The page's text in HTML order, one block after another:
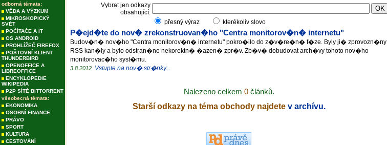
odborná témata:
VĚDA A VÝZKUM
MIKROSKOPICKÝ
SVĚT
POČÍTAČE A IT
OS ANDROID
PROHLÍŽEČ FIREFOX
POŠTOVNÍ KLIENT
THUNDERBIRD
OPENOFFICE A
LIBREOFFICE
ENCYKLOPEDIE
WIKIPEDIA
P2P SÍTĚ BITTORRENT
všeobecná témata:
EKONOMIKA
OSOBNÍ FINANCE
PRÁVO
SPORT
KULTURA
CESTOVÁNÍ
Vybrat jen odkazy
obsahující:
přesný výraz
kterékoliv slovo
P�ejd�te do nov� zrekonstruovan�ho "Centra monitorov�n� internetu"
Budov�n� nov�ho "Centra monitorov�n� internetu" pokro�ilo do z�v�re�n� f�ze. Byly ji� zprovozn�ny
RSS kan�ly a bylo odstran�no nekorektn� �azen� zpr�v. Zb�v� dobudovat arch�vy tohoto nov�ho
monitorovac�ho syst�mu.
3.8.2012 Vstupte na nov� str�nky...
Nalezeno celkem 0článků.
Starší odkazy na téma obchody najdete v archívu.